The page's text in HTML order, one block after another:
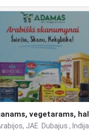
vegetarams,